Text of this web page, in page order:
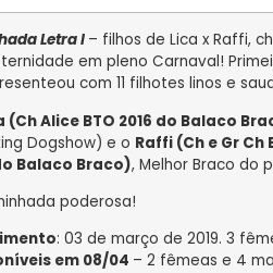
Letra I – filhos de Lica x Raffi,
em pleno Carnaval!
com 11 filhotes linos e
(Ch Alice BTO 2016 do Balaco
Dogshow) e o Raffi (Ch e Gr Ch
Balaco Braco), Melhor Braco do
poderosa!
: 03 de março de 2019. 3
em 08/04 – 2 fêmeas e 4